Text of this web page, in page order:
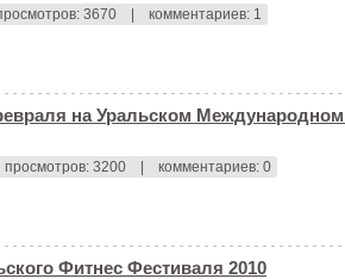
3670 комментариев: 1
на Уральском
просмотров: 3200 комментариев: 0
Фитнес Фестиваля 2010